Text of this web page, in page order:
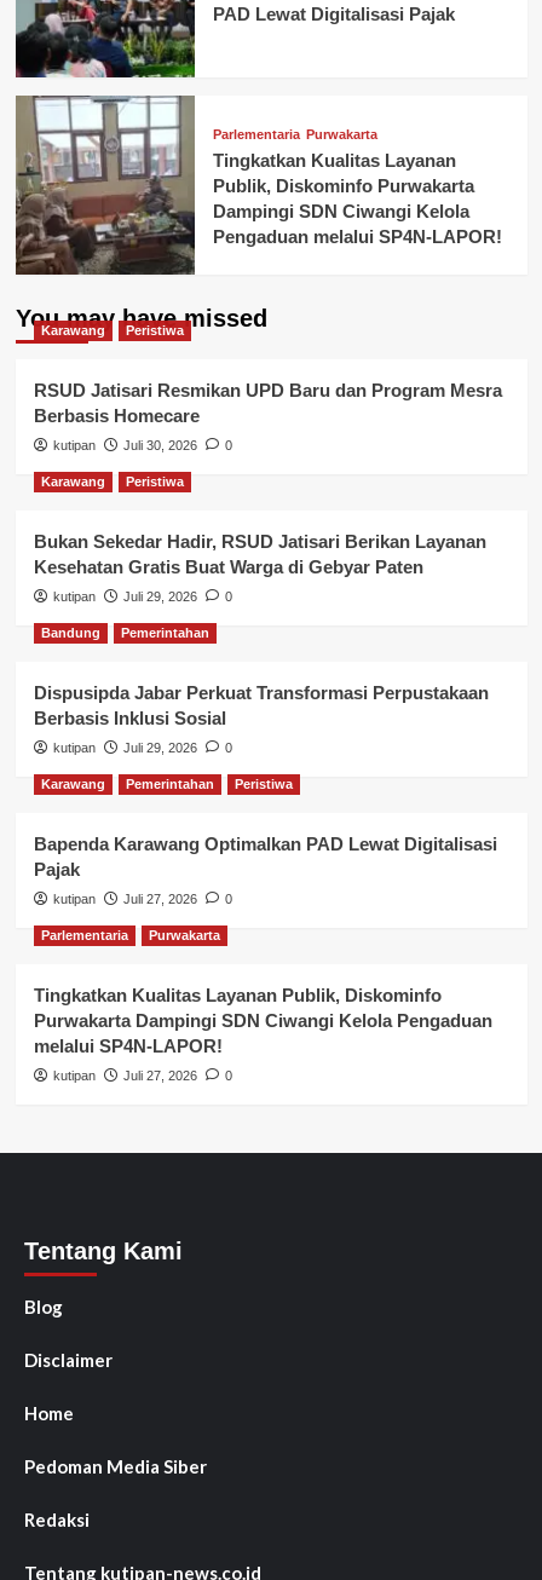
PAD Lewat Digitalisasi Pajak
Parlementaria Purwakarta
Tingkatkan Kualitas Layanan
Publik, Diskominfo Purwakarta
Dampingi SDN Ciwangi Kelola
Pengaduan melalui SP4N-LAPOR!
You may have missed
Karawang Peristiwa
RSUD Jatisari Resmikan UPD Baru dan Program Mesra
Berbasis Homecare
kutipan Juli 30, 2026 0
Karawang Peristiwa
Bukan Sekedar Hadir, RSUD Jatisari Berikan Layanan
Kesehatan Gratis Buat Warga di Gebyar Paten
kutipan Juli 29, 2026 0
Bandung Pemerintahan
Dispusipda Jabar Perkuat Transformasi Perpustakaan
Berbasis Inklusi Sosial
kutipan Juli 29, 2026 0
Karawang Pemerintahan Peristiwa
Bapenda Karawang Optimalkan PAD Lewat Digitalisasi
Pajak
kutipan Juli 27, 2026 0
Parlementaria Purwakarta
Tingkatkan Kualitas Layanan Publik, Diskominfo
Purwakarta Dampingi SDN Ciwangi Kelola Pengaduan
melalui SP4N-LAPOR!
kutipan Juli 27, 2026 0
Tentang Kami
Blog
Disclaimer
Home
Pedoman Media Siber
Redaksi
Tentang kutipan-news.co.id